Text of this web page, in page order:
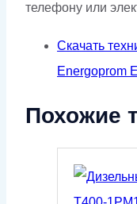
телефону или
Скачать
Energoprom
Похожие